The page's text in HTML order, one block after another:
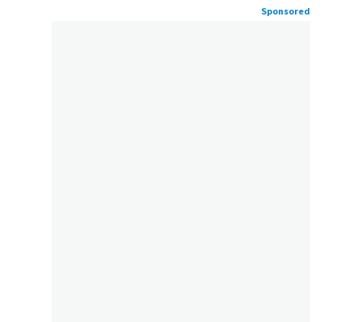
Sponsored